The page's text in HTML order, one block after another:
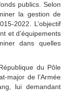
publics. Selon
la gestion de
2022. L’objectif
et d’équipements
dans quelles
du Pôle
major de l’Armée
lui demandant